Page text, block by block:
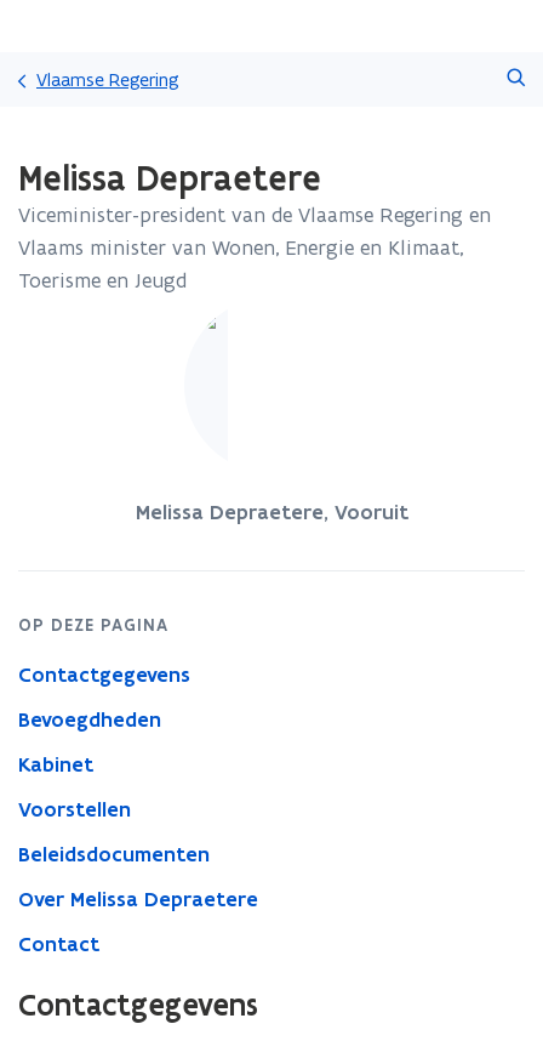
gaan
Vlaamse Regering
met
laden.
bevindt
zich
op:
Melissa Depraetere
Viceminister-president van de Vlaamse Regering en
Vlaams minister van Wonen, Energie en Klimaat,
Toerisme en Jeugd
Melissa Depraetere, Vooruit
OP DEZE PAGINA
Contactgegevens
Bevoegdheden
Kabinet
Voorstellen
Beleidsdocumenten
Over Melissa Depraetere
Contact
Contactgegevens